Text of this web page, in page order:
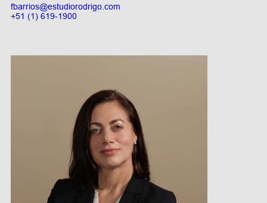
fbarrios@estudiorodrigo.com
+51 (1) 619-1900